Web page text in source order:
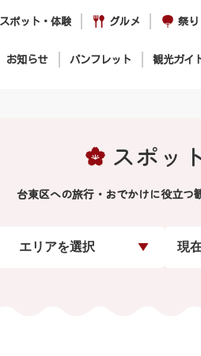
スポット・体験 グルメ 祭り
お知らせ パンフレット 観光ガイ
スポッ
台東区への旅行・おでかけに役立つ
エリアを選択 現